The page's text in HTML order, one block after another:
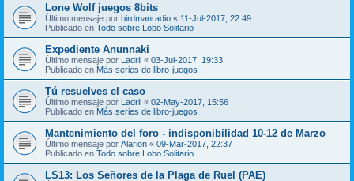
Lone Wolf juegos 8bits
Último mensaje por birdmanradio « 11-Jul-2017, 22:49
Publicado en Todo sobre Lobo Solitario
Expediente Anunnaki
Último mensaje por Ladril « 03-Jul-2017, 19:33
Publicado en Más series de libro-juegos
Tú resuelves el caso
Último mensaje por Ladril « 02-May-2017, 15:56
Publicado en Más series de libro-juegos
Mantenimiento del foro - indisponibilidad 10-12 de Marzo
Último mensaje por Alarion « 09-Mar-2017, 22:37
Publicado en Todo sobre Lobo Solitario
LS13: Los Señores de la Plaga de Ruel (PAE)